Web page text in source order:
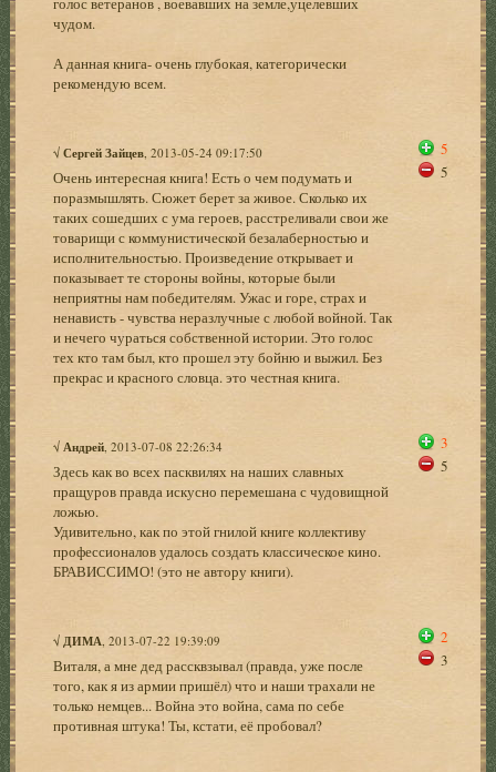
чудом.
А данная книга- очень глубокая, категорически
рекомендую всем.
√Сергей Зайцев , 2013-05-24 09:17:50
Очень интересная книга! Есть о чем подумать и
поразмышлять. Сюжет берет за живое. Сколько их
таких сошедших с ума героев, расстреливали свои же
товарищи с коммунистической безалаберностью и
исполнительностью. Произведение открывает и
показывает те стороны войны, которые были
неприятны нам победителям. Ужас и горе, страх и
ненависть - чувства неразлучные с любой войной. Так
и нечего чураться собственной истории. Это голос
тех кто там был, кто прошел эту бойню и выжил. Без
прекрас и красного словца. это честная книга.
5
5
√ Андрей , 2013-07-08 22:26:34
Здесь как во всех пасквилях на наших славных
пращуров правда искусно перемешана с чудовищной
ложью.
Удивительно, как по этой гнилой книге коллективу
профессионалов удалось создать классическое кино.
БРАВИССИМО! (это не автору книги).
3
5
√ ДИМА , 2013-07-22 19:39:09
Виталя, а мне дед рассквзывал (правда, уже после
того, как я из армии пришёл) что и наши трахали не
только немцев... Война это война, сама по себе
противная штука! Ты, кстати, её пробовал?
2
3